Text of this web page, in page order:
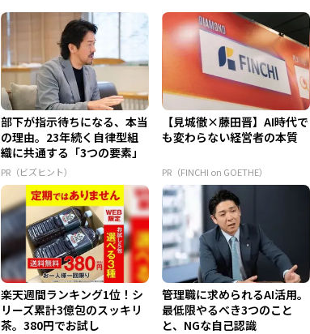
部下が指示待ちになる、本当
の理由。23年続く自律型組
織に共通する「3つの要素」
PR（ビズヒント）
【見城徹×藤田晋】AI時代で
も変わらない経営者の本質
PR（FINCHI on GOETHE）
楽天週間ランキング1位！シ
リーズ累計3億包のスッキリ
茶。380円でお試し
管理職に求められるAI活用。
最低限やるべき3つのこと
と、NGな自己認識